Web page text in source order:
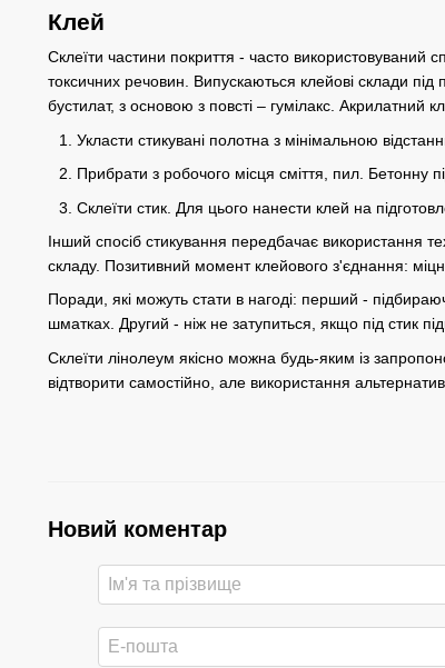
Клей
Склеїти частини покриття - часто використовуваний
токсичних речовин. Випускаються клейові склади
бустилат, з основою з повсті – гумілакс. Акрилатний
Укласти стикувані полотна з мінімальною
Прибрати з робочого місця сміття, пил.
Склеїти стик. Для цього нанести клей на
Інший спосіб стикування передбачає використання
складу. Позитивний момент клейового з'єднання:
Поради, які можуть стати в нагоді: перший -
шматках. Другий - ніж не затупиться, якщо під стик
Склеїти лінолеум якісно можна будь-яким із
відтворити самостійно, але використання
Новий коментар